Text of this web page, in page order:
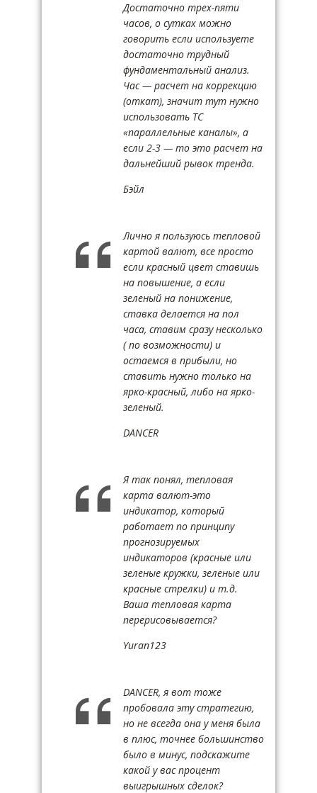
Достаточно трех-пяти
часов, о сутках можно
говорить если используете
достаточно трудный
фундаментальный анализ.
Час — расчет на коррекцию
(откат), значит тут нужно
использовать ТС
«параллельные каналы», а
если 2-3 — то это расчет на
дальнейший рывок тренда.
Бэйл
Лично я пользуюсь тепловой
картой валют, все просто
если красный цвет ставишь
на повышение, а если
зеленый на понижение,
ставка делается на пол
часа, ставим сразу несколько
( по возможности) и
остаемся в прибыли, но
ставить нужно только на
ярко-красный, либо на ярко-
зеленый.
DANCER
Я так понял, тепловая
карта валют-это
индикатор, который
работает по принципу
прогнозируемых
индикаторов (красные или
зеленые кружки, зеленые или
красные стрелки) и т.д.
Ваша тепловая карта
перерисовывается?
Yuran123
DANCER, я вот тоже
пробовала эту стратегию,
но не всегда она у меня была
в плюс, точнее большинство
было в минус, подскажите
какой у вас процент
выигрышных сделок?